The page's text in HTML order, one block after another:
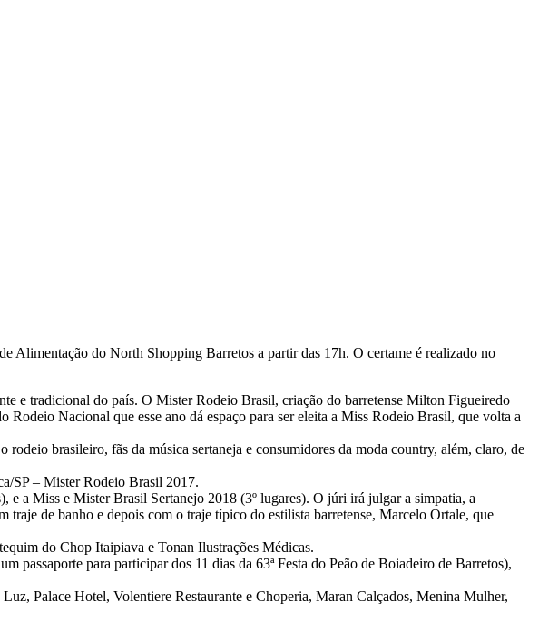
Alimentação do North Shopping Barretos a partir das 17h. O certame é realizado no
e tradicional do país. O Mister Rodeio Brasil, criação do barretense Milton Figueiredo
Nacional que esse ano dá espaço para ser eleita a Miss Rodeio Brasil, que volta a
brasileiro, fãs da música sertaneja e consumidores da moda country, além, claro, de
SP – Mister Rodeio Brasil 2017.
a Miss e Mister Brasil Sertanejo 2018 (3º lugares). O júri irá julgar a simpatia, a
traje de banho e depois com o traje típico do estilista barretense, Marcelo Ortale, que
do Chop Itaipiava e Tonan Ilustrações Médicas.
passaporte para participar dos 11 dias da 63ª Festa do Peão de Boiadeiro de Barretos),
Palace Hotel, Volentiere Restaurante e Choperia, Maran Calçados, Menina Mulher,